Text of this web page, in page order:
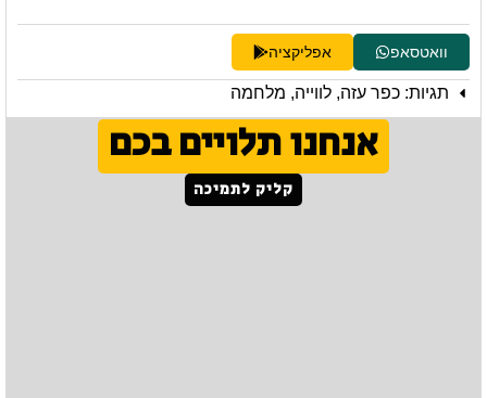
וואטסאפ אפליקציה
תגיות: כפר עזה, לווייה, מלחמה
אנחנו תלויים בכם
קליק לתמיכה